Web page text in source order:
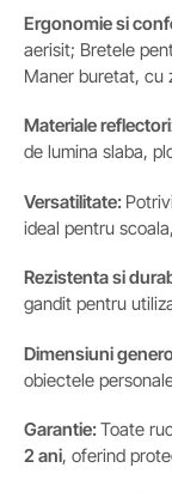
Ergonomie si
aerisit; Bretele
Maner buretat, cu
Materiale
de lumina slaba,
Versatilitate:
ideal pentru
Rezistenta si
gandit pentru
Dimensiuni
obiectele
Garantie:Toate
2 ani, oferind